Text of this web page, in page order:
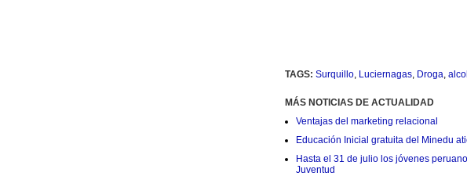
TAGS: Surquillo, Luciernagas, Droga,
MÁS NOTICIAS DE ACTUALIDAD
Ventajas del marketing relacional
Educación Inicial gratuita del Minedu
Hasta el 31 de julio los jóvenes
Juventud